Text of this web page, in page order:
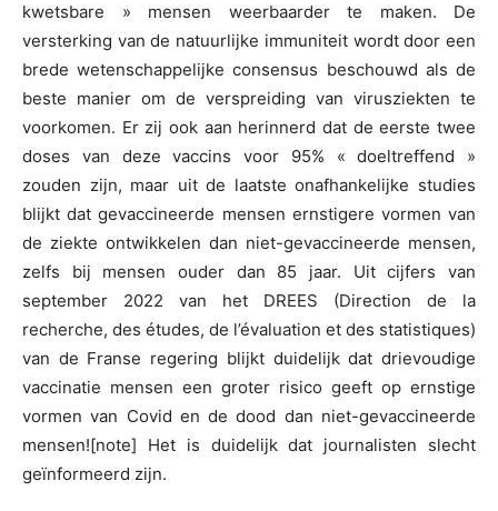
kwetsbare » mensen weerbaarder te maken. De
versterking van de natuurlijke immuniteit wordt door een
brede wetenschappelijke consensus beschouwd als de
beste manier om de verspreiding van virusziekten te
voorkomen. Er zij ook aan herinnerd dat de eerste twee
doses van deze vaccins voor 95% « doeltreffend »
zouden zijn, maar uit de laatste onafhankelijke studies
blijkt dat gevaccineerde mensen ernstigere vormen van
de ziekte ontwikkelen dan niet-gevaccineerde mensen,
zelfs bij mensen ouder dan 85 jaar. Uit cijfers van
september 2022 van het DREES (Direction de la
recherche, des études, de l’évaluation et des statistiques)
van de Franse regering blijkt duidelijk dat drievoudige
vaccinatie mensen een groter risico geeft op ernstige
vormen van Covid en de dood dan niet-gevaccineerde
mensen![note] Het is duidelijk dat journalisten slecht
geïnformeerd zijn.